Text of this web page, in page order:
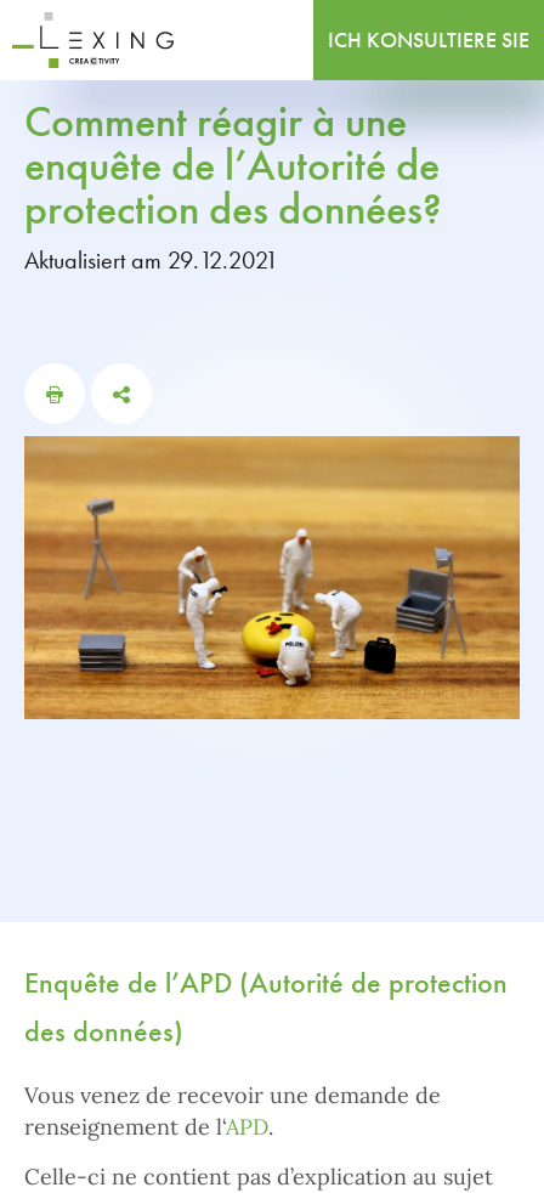
ICH KONSULTIERE SIE
Comment réagir à une
enquête de l’Autorité de
protection des données?
Aktualisiert am 29.12.2021
Enquête de l’APD (Autorité de protection
des données)
Vous venez de recevoir une demande de
renseignement de l‘APD.
Celle-ci ne contient pas d’explication au sujet